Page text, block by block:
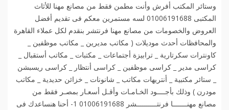
وستائر المكتب أفرش وأنت مطمن فقط من مصانع مهنا للأثاث
المكتبى 01006191688 لسه مستمرين معكم فى تقديم أفضل
العروض والخصومات من مصانع مهنا فرنتشر بنقدم لكل عملاء القاهرة
والمحافظات أحدث موديلات ( مكاتب مديرين _ مكاتب موظفين _
كاونترات سكرتارية _ ترابيزة أجتماعات _ مكتبات _ مكاتب أستقبال _
كراسى مدير _ كراسى موظفين _ كراسى أنتظار _ كراسى ريسبشن
_ ستائر مكتبية _ أنتريهات مكاتب _ شانونات _ خزائن حديدية _ مكاتب
مودرن ) وذلك بأجــــود الخـامـات وأقـل أسعـار بمصـر فقط من
مصانع مهنـــــــا فرنتــــــــــشر 01006191688 1- أحنا هنساعدك فى